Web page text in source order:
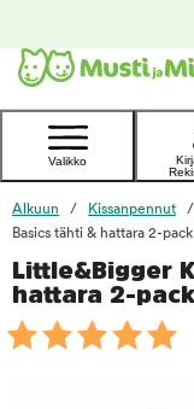
Ota yhteyttä
asiakaspalveluun
Valikko
Alkuun Kissanpennut
Basics tähti & hattara 2-pack
Little&Bigger
hattara 2-pack
foo